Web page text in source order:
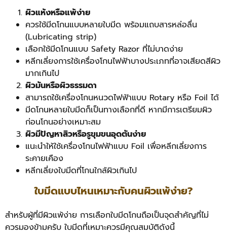
ผิวแห้งหรือแพ้ง่าย
ควรใช้มีดโกนแบบหลายใบมีด พร้อมแถบสารหล่อลื่น
(Lubricating strip)
เลือกใช้มีดโกนแบบ Safety Razor ที่ไม่บาดง่าย
หลีกเลี่ยงการใช้เครื่องโกนไฟฟ้าบางประเภทที่อาจเสียดสีผิว
มากเกินไป
ผิวมันหรือผิวธรรมดา
สามารถใช้เครื่องโกนหนวดไฟฟ้าแบบ Rotary หรือ Foil ได้
มีดโกนหลายใบมีดก็เป็นทางเลือกที่ดี หากมีการเตรียมผิว
ก่อนโกนอย่างเหมาะสม
ผิวมีปัญหาสิวหรือรูขุมขนอุดตันง่าย
แนะนำให้ใช้เครื่องโกนไฟฟ้าแบบ Foil เพื่อหลีกเลี่ยงการ
ระคายเคือง
หลีกเลี่ยงใบมีดที่โกนใกล้ผิวเกินไป
ใบมีดแบบไหนเหมาะกับคนผิวแพ้ง่าย?
สำหรับผู้ที่มีผิวแพ้ง่าย การเลือกใบมีดโกนถือเป็นจุดสำคัญที่ไม่
ควรมองข้ามครับ ใบมีดที่เหมาะควรมีคุณสมบัติดังนี้